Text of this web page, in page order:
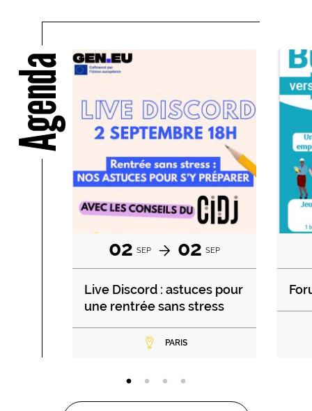
Agenda
02 SEP 02 SEP
Live Discord : astuces pour
une rentrée sans stress
PARIS